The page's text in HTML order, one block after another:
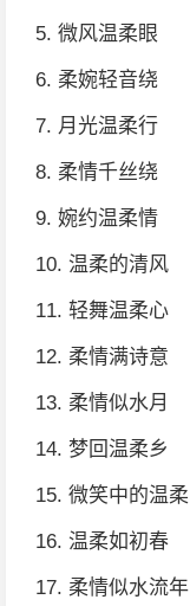
5. 微风温柔眼
6. 柔婉轻音绕
7. 月光温柔行
8. 柔情千丝绕
9. 婉约温柔情
10. 温柔的清风
11. 轻舞温柔心
12. 柔情满诗意
13. 柔情似水月
14. 梦回温柔乡
15. 微笑中的温柔
16. 温柔如初春
17. 柔情似水流年